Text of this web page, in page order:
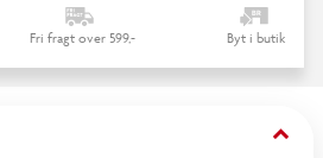
Fri fragt over 599,- Byt i butik
keyboard_arrow_down